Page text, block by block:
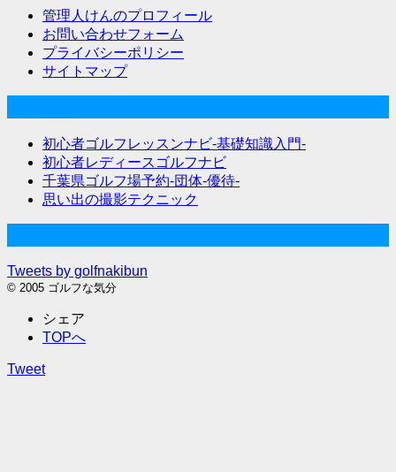
管理人けんのプロフィール
お問い合わせフォーム
プライバシーポリシー
サイトマップ
初心者ゴルフレッスンナビ-基礎知識入門-
初心者レディースゴルフナビ
千葉県ゴルフ場予約-団体-優待-
思い出の撮影テクニック
Tweets by golfnakibun
© 2005 ゴルフな気分
シェア
TOPへ
Tweet